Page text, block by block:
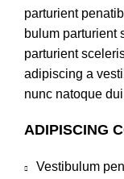
parturient
bulum parturient
parturient
adipiscing a
nunc natoque
ADIPISCING
Vestibulum